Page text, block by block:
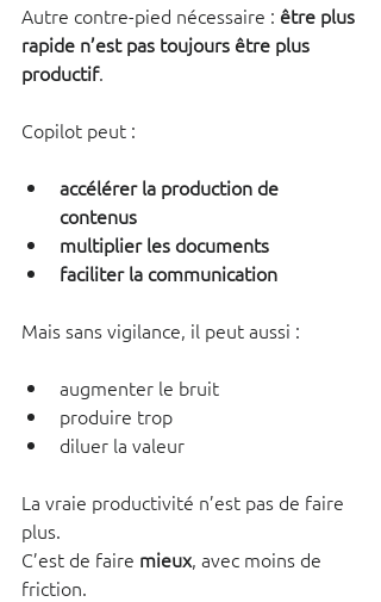
Autre contre-pied nécessaire : être plus
rapide n’est pas toujours être plus
productif.
Copilot peut :
accélérer la production de
contenus
multiplier les documents
faciliter la communication
Mais sans vigilance, il peut aussi :
augmenter le bruit
produire trop
diluer la valeur
La vraie productivité n’est pas de faire
plus.
C’est de faire mieux, avec moins de
friction.